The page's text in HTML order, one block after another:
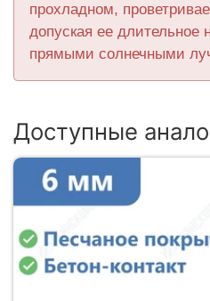
прохладном,
допуская ее длительное
прямыми солнечными
Доступные